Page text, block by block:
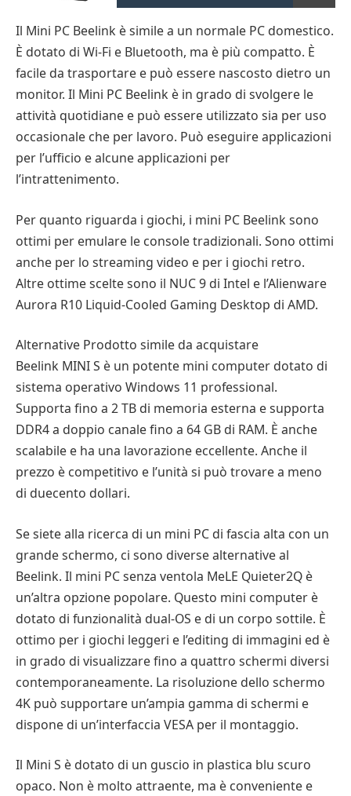
Il Mini PC Beelink è simile a un normale PC domestico.
È dotato di Wi-Fi e Bluetooth, ma è più compatto. È
facile da trasportare e può essere nascosto dietro un
monitor. Il Mini PC Beelink è in grado di svolgere le
attività quotidiane e può essere utilizzato sia per uso
occasionale che per lavoro. Può eseguire applicazioni
per l’ufficio e alcune applicazioni per
l’intrattenimento.
Per quanto riguarda i giochi, i mini PC Beelink sono
ottimi per emulare le console tradizionali. Sono ottimi
anche per lo streaming video e per i giochi retro.
Altre ottime scelte sono il NUC 9 di Intel e l’Alienware
Aurora R10 Liquid-Cooled Gaming Desktop di AMD.
Alternative Prodotto simile da acquistare
Beelink MINI S è un potente mini computer dotato di
sistema operativo Windows 11 professional.
Supporta fino a 2 TB di memoria esterna e supporta
DDR4 a doppio canale fino a 64 GB di RAM. È anche
scalabile e ha una lavorazione eccellente. Anche il
prezzo è competitivo e l’unità si può trovare a meno
di duecento dollari.
Se siete alla ricerca di un mini PC di fascia alta con un
grande schermo, ci sono diverse alternative al
Beelink. Il mini PC senza ventola MeLE Quieter2Q è
un’altra opzione popolare. Questo mini computer è
dotato di funzionalità dual-OS e di un corpo sottile. È
ottimo per i giochi leggeri e l’editing di immagini ed è
in grado di visualizzare fino a quattro schermi diversi
contemporaneamente. La risoluzione dello schermo
4K può supportare un’ampia gamma di schermi e
dispone di un’interfaccia VESA per il montaggio.
Il Mini S è dotato di un guscio in plastica blu scuro
opaco. Non è molto attraente, ma è conveniente e